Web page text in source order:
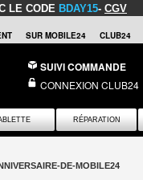
LE CODE BDAY15- CGV
SUR MOBILE24 CLUB24
SUIVI COMMANDE
CONNEXION CLUB24
RÉPARATION